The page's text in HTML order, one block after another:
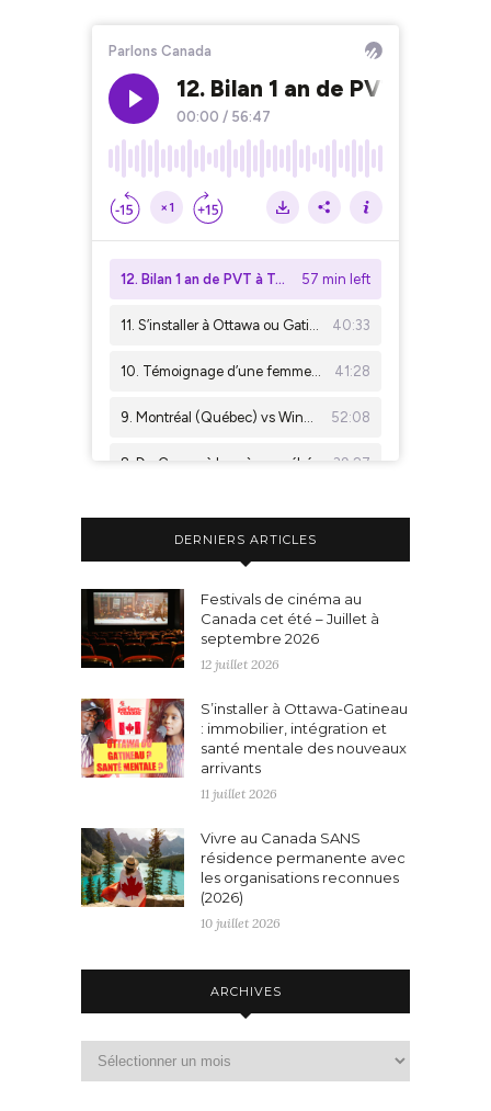
DERNIERS ARTICLES
Festivals de cinéma au
Canada cet été – Juillet à
septembre 2026
12 juillet 2026
S’installer à Ottawa-Gatineau
: immobilier, intégration et
santé mentale des nouveaux
arrivants
11 juillet 2026
Vivre au Canada SANS
résidence permanente avec
les organisations reconnues
(2026)
10 juillet 2026
ARCHIVES